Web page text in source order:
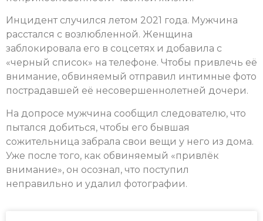
Инцидент случился летом 2021 года. Мужчина
расстался с возлюбленной. Женщина
заблокировала его в соцсетях и добавила с
«черный список» на телефоне. Чтобы привлечь её
внимание, обвиняемый отправил интимные фото
пострадавшей её несовершеннолетней дочери.
На допросе мужчина сообщил следователю, что
пытался добиться, чтобы его бывшая
сожительница забрала свои вещи у него из дома.
Уже после того, как обвиняемый «привлёк
внимание», он осознал, что поступил
неправильно и удалил фотографии.